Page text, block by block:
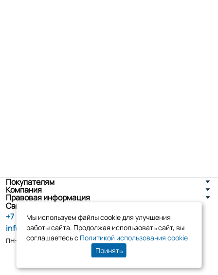
Покупателям
Компания
Правовая информация
Санкт-Петербург, ул. Новоселов д. 8
+7 (800) 555-86-90
info@tk-elko.ru
пн-пт, 10:00 - 18:00
Мы используем файлы cookie для улучшения
работы сайта. Продолжая использовать сайт, вы
соглашаетесь с Политикой использования cookie
Принять